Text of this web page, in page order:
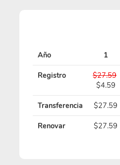
Año 1
Registro
$27.59
$4.59
Transferencia $27.59
Renovar $27.59